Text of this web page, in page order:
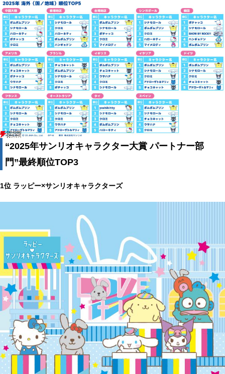
“2025年サンリオキャラクター大賞 パートナー部
門”最終順位TOP3
1位 ラッピー×サンリオキャラクターズ